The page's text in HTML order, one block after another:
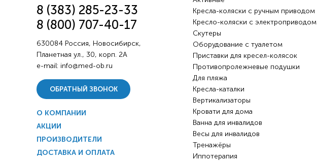
8 (383) 285-23-33
8 (800) 707-40-17
630084 Россия, Новосибирск,
Планетная ул., 30, корп. 2А
e-mail: info@med-ob.ru
ОБРАТНЫЙ ЗВОНОК
О КОМПАНИИ
АКЦИИ
ПРОИЗВОДИТЕЛИ
ДОСТАВКА И ОПЛАТА
Кресла-коляски с ручным приводом
Кресло-коляски с электроприводом
Скутеры
Оборудование с туалетом
Приставки для кресел-колясок
Противопролежневые подушки
Для пляжа
Кресла-каталки
Вертикализаторы
Кровати для дома
Ванна для инвалидов
Весы для инвалидов
Тренажёры
Иппотерапия